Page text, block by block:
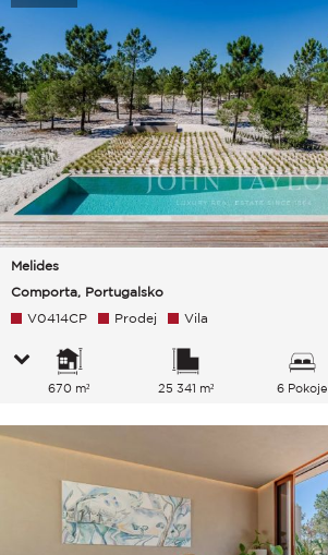
Melides
Comporta, Portugalsko
V0414CP Prodej Vila
670 m² 25 341 m² 6 Pokoje